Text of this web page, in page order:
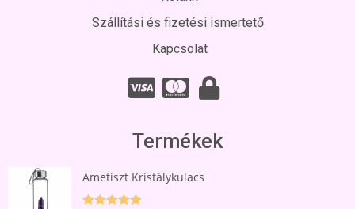
Szállítási és fizetési ismertető
Kapcsolat
Termékek
Ametiszt Kristálykulacs